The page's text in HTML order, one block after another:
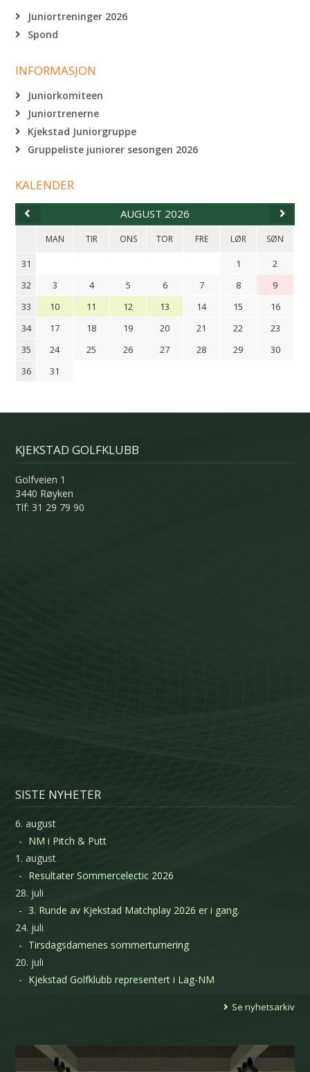
Juniortreninger 2026
Spond
INFORMASJON
Juniorkomiteen
Juniortrenerne
Kjekstad Juniorgruppe
Gruppeliste juniorer sesongen 2026
KALENDER
AUGUST 2026
MAN TIR ONS TOR FRE LØR SØN
31 1
2
32
3 4 5 6 7 8
9
33
10 11 12 13 14 15
16
34
17 18 19 20 21 22
23
35
24 25 26 27 28 29
30
36
31
KJEKSTAD GOLFKLUBB
Golfveien 1
3440 Røyken
Tlf: 31 29 79 90
SISTE NYHETER
6. august
NM i Pitch & Putt
1. august
Resultater Sommercelectic 2026
28. juli
3. Runde av Kjekstad Matchplay 2026 er i gang.
24. juli
Tirsdagsdamenes sommerturnering
20. juli
Kjekstad Golfklubb representert i Lag-NM
Se nyhetsarkiv